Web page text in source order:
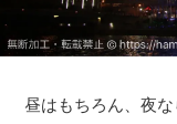
昼はもちろん、夜